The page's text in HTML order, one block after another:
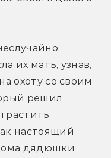
их мать, узнав,
охоту со своим
решил
настоящий
дядюшки